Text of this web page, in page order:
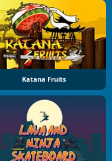
Katana Fruits